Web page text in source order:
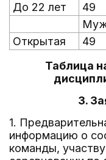
До 22 лет
49
Открытая
49
Таблица
3.
1.
информацию о
команды,